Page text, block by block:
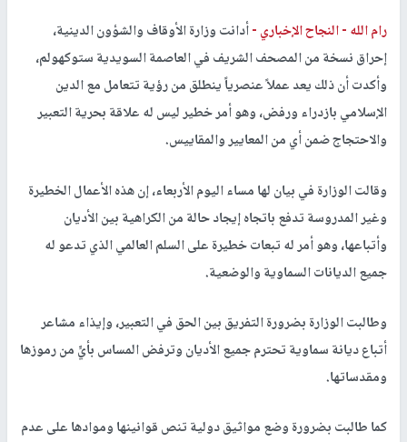
رام الله -النجاح الإخباري -أدانت وزارة الأوقاف والشؤون الدينية،
إحراق نسخة من المصحف الشريف في العاصمة السويدية ستوكهولم،
وأكدت أن ذلك يعد عملاً عنصرياً ينطلق من رؤية تتعامل مع الدين
الإسلامي بازدراء ورفض، وهو أمر خطير ليس له علاقة بحرية التعبير
والاحتجاج ضمن أي من المعايير والمقاييس.
وقالت الوزارة في بيان لها مساء اليوم الأربعاء، إن هذه الأعمال الخطيرة
وغير المدروسة تدفع باتجاه إيجاد حالة من الكراهية بين الأديان
وأتباعها، وهو أمر له تبعات خطيرة على السلم العالمي الذي تدعو له
جميع الديانات السماوية والوضعية.
وطالبت الوزارة بضرورة التفريق بين الحق في التعبير، وإيذاء مشاعر
أتباع ديانة سماوية تحترم جميع الأديان وترفض المساس بأيٍّ من رموزها
ومقدساتها.
كما طالبت بضرورة وضع مواثيق دولية تنص قوانينها وموادها على عدم